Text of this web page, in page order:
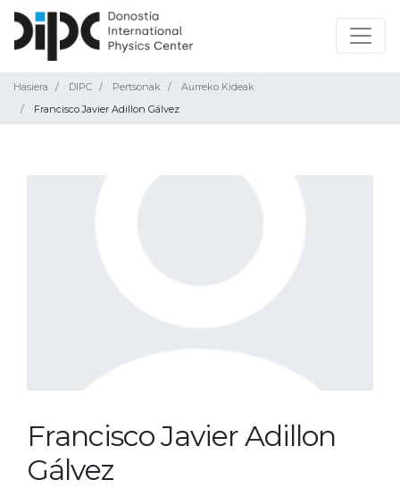
Hasiera DIPC Pertsonak
Aurreko Kideak
Francisco Javier Adillon Gálvez
Francisco Javier Adillon
Gálvez